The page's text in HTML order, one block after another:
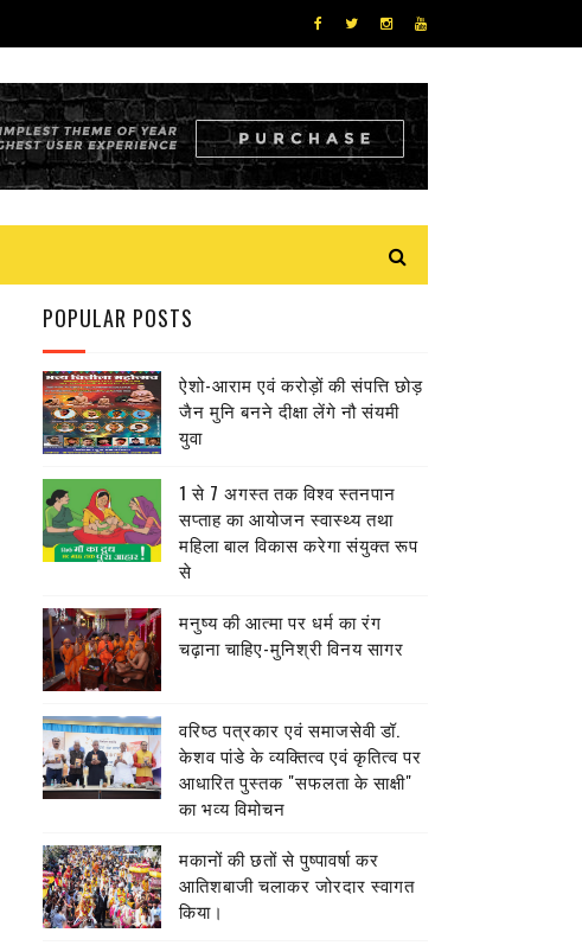
POPULAR POSTS
ऐशो-आराम एवं करोड़ों की संपत्ति छोड़
जैन मुनि बनने दीक्षा लेंगे नौ संयमी
युवा
1 से 7 अगस्त तक विश्व स्तनपान
सप्ताह का आयोजन स्वास्थ्य तथा
महिला बाल विकास करेगा संयुक्त रूप
से
मनुष्य की आत्मा पर धर्म का रंग
चढ़ाना चाहिए-मुनिश्री विनय सागर
वरिष्ठ पत्रकार एवं समाजसेवी डॉ.
केशव पांडे के व्यक्तित्व एवं कृतित्व पर
आधारित पुस्तक "सफलता के साक्षी"
का भव्य विमोचन
मकानों की छतों से पुष्पावर्षा कर
आतिशबाजी चलाकर जोरदार स्वागत
किया।